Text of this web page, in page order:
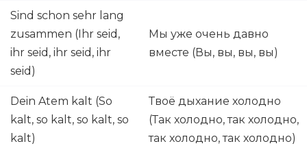
Sind schon sehr lang
zusammen (Ihr seid,
ihr seid, ihr seid, ihr
seid)
Мы уже очень давно
вместе (Вы, вы, вы, вы)
Dein Atem kalt (So
kalt, so kalt, so kalt, so
kalt)
Твоё дыхание холодно
(Так холодно, так холодно,
так холодно, так холодно)